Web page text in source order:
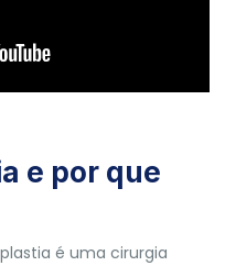
e por que
é uma cirurgia